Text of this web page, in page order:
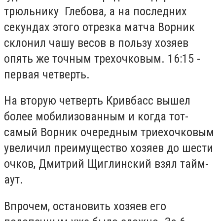
трюльнику Глебова, а на последних
секундах этого отрезка матча Ворник
склонил чашу весов в пользу хозяев
опять же точным трехочковым. 16:15 -
первая четверть.
На вторую четверть Кривбасс вышел
более мобилизованным и когда тот-
самый Ворник очередным триехочковым
увеличил преимущество хозяев до шести
очков, Дмитрий Щиглинский взял тайм-
аут.
Впрочем, остановить хозяев его